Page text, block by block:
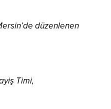
düzenlenen
Timi,